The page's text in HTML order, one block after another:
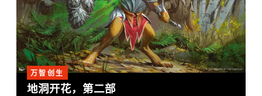
万智创生
地洞开花，第二部